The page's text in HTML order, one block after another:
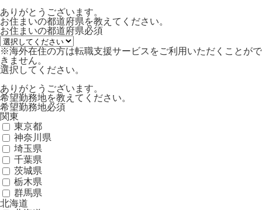
ありがとうございます。
お住まいの都道府県を教えてください。
お住まいの都道府県必須
※海外在住の方は転職支援サービスをご利用いただくことがで
きません。
選択してください。
ありがとうございます。
希望勤務地を教えてください。
希望勤務地必須
関東
東京都
神奈川県
埼玉県
千葉県
茨城県
栃木県
群馬県
北海道